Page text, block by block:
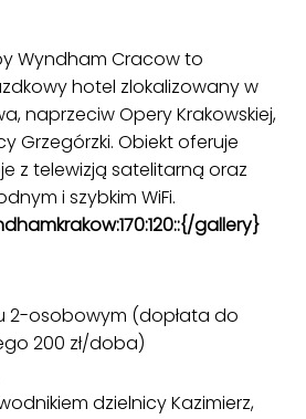
Wyndham Cracow to
hotel zlokalizowany w
naprzeciw Opery Krakowskiej,
Grzegórzki. Obiekt oferuje
z telewizją satelitarną oraz
i szybkim WiFi.
gallery}
2-osobowym (dopłata do
200 zł/doba)
dzielnicy Kazimierz,